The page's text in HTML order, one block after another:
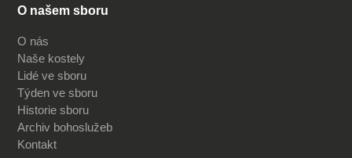
O našem sboru
O nás
Naše kostely
Lidé ve sboru
Týden ve sboru
Historie sboru
Archiv bohoslužeb
Kontakt